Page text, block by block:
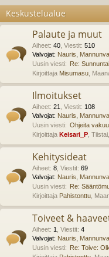
ua
ee
Keskustelualue
Palaute ja muut
Aiheet: 40 Viestit: 510
Valvojat: Nauris
Uusin viesti: Re:
Kirjoittaja Misumasu ,
Ilmoitukset
Aiheet: 21 Viestit: 108
Valvojat: Nauris
Uusin viesti: Ohjeita
Kirjoittaja Keisari_P ,
Kehitysideat
Aiheet: 8 Viestit: 69
Valvojat: Nauris
Uusin viesti: Re:
Kirjoittaja Pahistonttu ,
Toiveet &
Aiheet: 1 Viestit: 4
Valvojat: Nauris
Uusin viesti: Re: Toive: